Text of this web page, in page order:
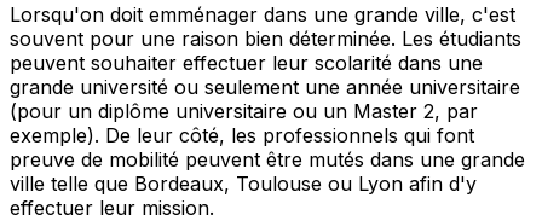
Lorsqu'on doit emménager dans une grande ville, c'est
souvent pour une raison bien déterminée. Les étudiants
peuvent souhaiter effectuer leur scolarité dans une
grande université ou seulement une année universitaire
(pour un diplôme universitaire ou un Master 2, par
exemple). De leur côté, les professionnels qui font
preuve de mobilité peuvent être mutés dans une grande
ville telle que Bordeaux, Toulouse ou Lyon afin d'y
effectuer leur mission.